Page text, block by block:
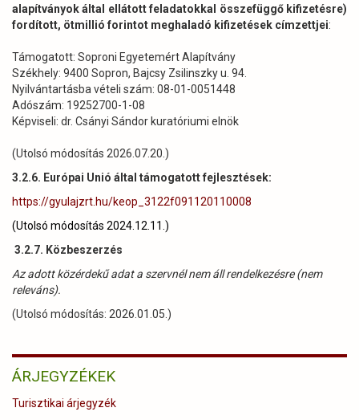
alapítványok által ellátott feladatokkal összefüggő kifizetésre)
fordított, ötmillió forintot meghaladó kifizetések címzettjei:
Támogatott: Soproni Egyetemért Alapítvány
Székhely: 9400 Sopron, Bajcsy Zsilinszky u. 94.
Nyilvántartásba vételi szám: 08-01-0051448
Adószám: 19252700-1-08
Képviseli: dr. Csányi Sándor kuratóriumi elnök
(Utolsó módosítás 2026.07.20.)
3.2.6. Európai Unió által támogatott fejlesztések:
https://gyulajzrt.hu/keop_3122f091120110008
(Utolsó módosítás 2024.12.11.)
3.2.7. Közbeszerzés
Az adott közérdekű adat a szervnél nem áll rendelkezésre (nem
releváns).
(Utolsó módosítás: 2026.01.05.)
ÁRJEGYZÉKEK
Turisztikai árjegyzék